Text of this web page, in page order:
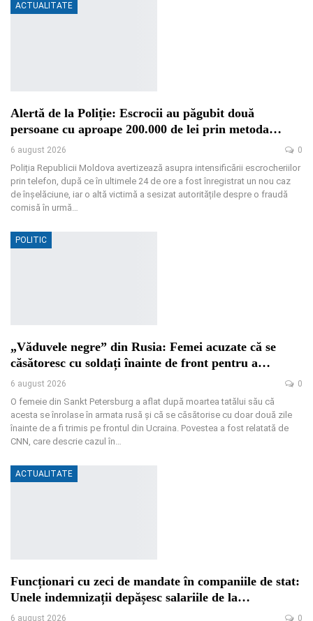
ACTUALITATE
Alertă de la Poliție: Escrocii au păgubit două
persoane cu aproape 200.000 de lei prin metoda…
6 august 2026 0
Poliția Republicii Moldova avertizează asupra intensificării escrocheriilor
prin telefon, după ce în ultimele 24 de ore a fost înregistrat un nou caz
de înșelăciune, iar o altă victimă a sesizat autoritățile despre o fraudă
comisă în urmă
POLITIC
„Văduvele negre” din Rusia: Femei acuzate că se
căsătoresc cu soldați înainte de front pentru a…
6 august 2026 0
O femeie din Sankt Petersburg a aflat după moartea tatălui său că
acesta se înrolase în armata rusă și că se căsătorise cu doar două zile
înainte de a fi trimis pe frontul din Ucraina. Povestea a fost relatată de
CNN, care descrie cazul în…
ACTUALITATE
Funcționari cu zeci de mandate în companiile de stat:
Unele indemnizații depășesc salariile de la…
6 august 2026 0